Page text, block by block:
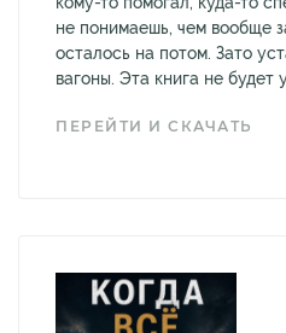
не понимаешь, чем вообще
осталось на потом. Зато
вагоны. Эта книга не будет
ПЕРЕЙТИ И СКАЧАТЬ